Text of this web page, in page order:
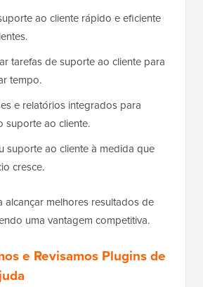
ao cliente rápido e eficiente
tarefas de suporte ao cliente para
tempo.
e relatórios integrados para
suporte ao cliente.
suporte ao cliente à medida que
cresce.
alcançar melhores resultados de
uma vantagem competitiva.
e Revisamos Plugins de